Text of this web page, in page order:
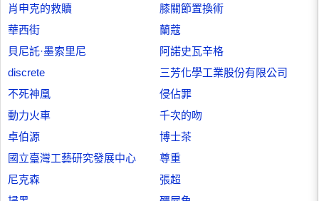
肖申克的救贖
膝關節置換術
華西街
蘭蔻
貝尼託·墨索里尼
阿諾史瓦辛格
discrete
三芳化學工業股份有限公司
不死神凰
侵佔罪
動力火車
千次的吻
卓伯源
博士茶
國立臺灣工藝研究發展中心
尊重
尼克森
張超